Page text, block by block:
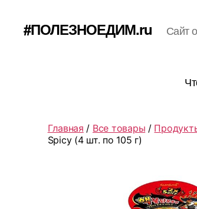
#ПОЛЕЗНОЕДИМ.ru Сайт
Главная / Все товары /
Spicy (4 шт. по 105 г)